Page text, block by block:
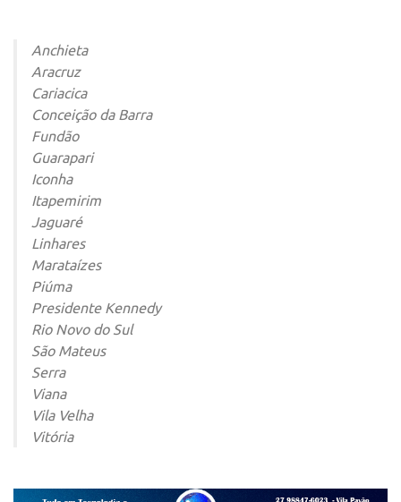
Anchieta
Aracruz
Cariacica
Conceição da Barra
Fundão
Guarapari
Iconha
Itapemirim
Jaguaré
Linhares
Marataízes
Piúma
Presidente Kennedy
Rio Novo do Sul
São Mateus
Serra
Viana
Vila Velha
Vitória